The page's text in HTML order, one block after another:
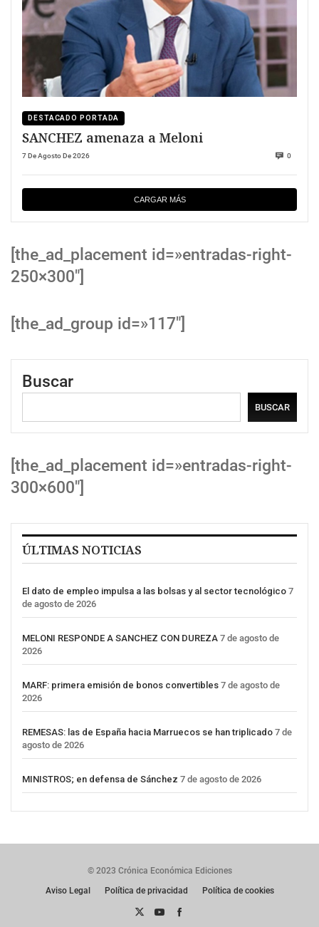
DESTACADO PORTADA
SANCHEZ amenaza a Meloni
7 De Agosto De 2026 0
CARGAR MÁS
[the_ad_placement id=»entradas-right-
250×300″]
[the_ad_group id=»117″]
Buscar
BUSCAR
[the_ad_placement id=»entradas-right-
300×600″]
ÚLTIMAS NOTICIAS
El dato de empleo impulsa a las bolsas y al sector tecnológico 7
de agosto de 2026
MELONI RESPONDE A SANCHEZ CON DUREZA 7 de agosto de
2026
MARF: primera emisión de bonos convertibles 7 de agosto de
2026
REMESAS: las de España hacia Marruecos se han triplicado 7 de
agosto de 2026
MINISTROS; en defensa de Sánchez 7 de agosto de 2026
© 2023 Crónica Económica Ediciones
Aviso Legal
Política de privacidad Política de cookies